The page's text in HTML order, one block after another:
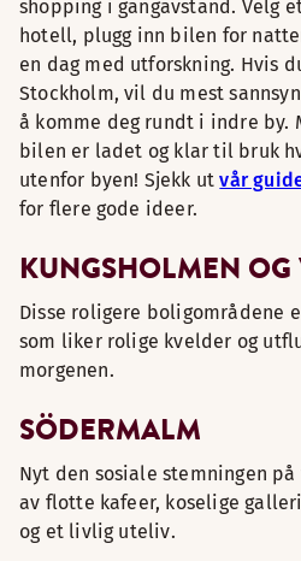
shopping i gangavstand. Velg
hotell, plugg inn bilen for
en dag med utforskning. Hvis
Stockholm, vil du mest
å komme deg rundt i indre by.
bilen er ladet og klar til bruk
utenfor byen! Sjekk utvår
for flere gode ideer.
KUNGSHOLMEN OG
Disse roligere boligområdene
som liker rolige kvelder og
morgenen.
SÖDERMALM
Nyt den sosiale stemningen
av flotte kafeer, koselige
og et livlig uteliv.